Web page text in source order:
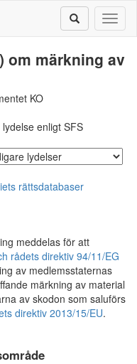
om märkning av
KO
enligt SFS
rättsdatabaser
meddelas för att
rådets direktiv 94/11/EG
av medlemsstaternas
märkning av material
av skodon som saluförs
direktiv 2013/15/EU.